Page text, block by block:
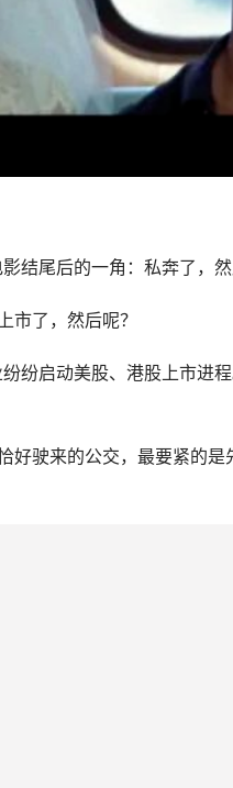
结尾后的一角：私奔了，然
市了，然后呢？
纷启动美股、港股上市进
好驶来的公交，最要紧的